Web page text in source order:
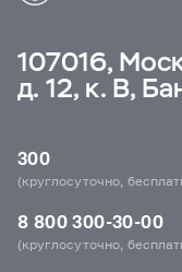
107016,
д. 12, к. В,
300
(круглосуточно,
8 800 300-30-00
(круглосуточно,